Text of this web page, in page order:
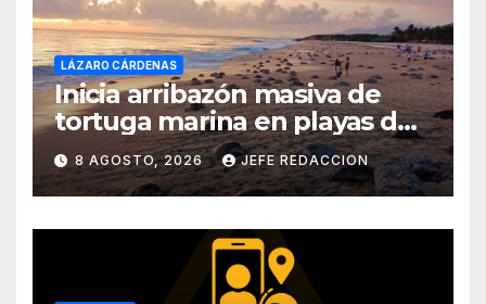
LÁZARO CÁRDENAS
Inicia arribazón masiva de
tortuga marina en playas de
Michoacán
8 AGOSTO, 2026 JEFE REDACCION